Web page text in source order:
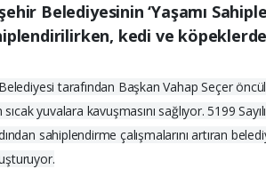
Belediyesinin ‘Yaşamı
kedi ve köpeklerde
tarafından Başkan Vahap Seçer
yuvalara kavuşmasını sağlıyor. 5199
sahiplendirme çalışmalarını artıran